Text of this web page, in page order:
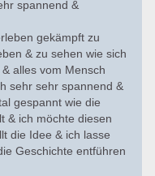
spannend &
gekämpft zu
& zu sehen wie sich
alles vom Mensch
sehr sehr spannend &
gespannt wie die
& ich möchte diesen
die Idee & ich lasse
Geschichte entführen